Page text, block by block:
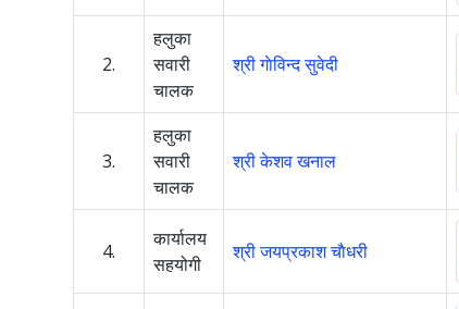
2.
हलुका
सवारी
चालक
श्री गाेविन्द सुवेदी
3.
हलुका
सवारी
चालक
श्री केशव खनाल
4.
कार्यालय
सहयोगी
श्री जयप्रकाश चाैधरी